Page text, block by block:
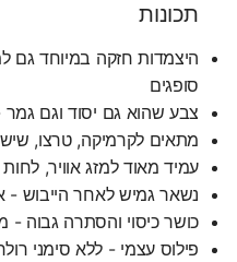
תכונות
היצמדות חזקה במיוחד גם
סופגים
צבע שהוא גם יסוד וגם
מתאים לקרמיקה, טרצו, שיש,
עמיד מאוד למזג אוויר, לחות
נשאר גמיש לאחר הייבוש -
כושר כיסוי והסתרה גבוה
פילוס עצמי - ללא סימני